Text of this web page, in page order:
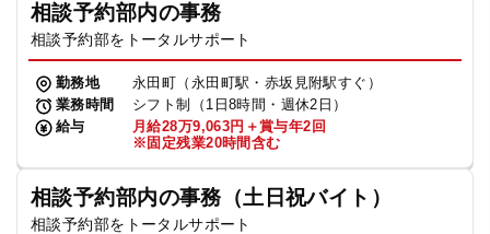
相談予約部内の事務
相談予約部をトータルサポート
勤務地
永田町（永田町駅・赤坂見附駅すぐ）
業務時間
シフト制（1日8時間・週休2日）
給与
月給28万9,063円＋賞与年2回
※固定残業20時間含む
相談予約部内の事務（土日祝バイト）
相談予約部をトータルサポート